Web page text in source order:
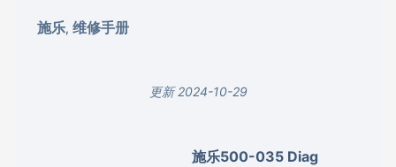
施乐,维修手册
更新 2024-10-29
施乐500-035 Diag